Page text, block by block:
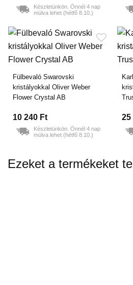
Készletünkön. Önnél 4 nap
múlva lehet (hétfő 8.10.)
Fülbevaló Swarovski
kristályokkal Oliver Weber
Flower Crystal AB
10 240 Ft
Készletünkön. Önnél 4 nap
múlva lehet (hétfő 8.10.)
25
Ezeket a termékeket